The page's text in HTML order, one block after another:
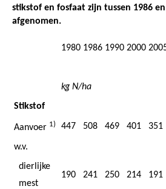
stikstof en fosfaat zijn tussen 1986
afgenomen.
1980 1986 1990 2000
kg N/ha
Stikstof
Aanvoer 1) 447 508 469 401 351
w.v.
dierlijke
mest
190 241 250 214 191